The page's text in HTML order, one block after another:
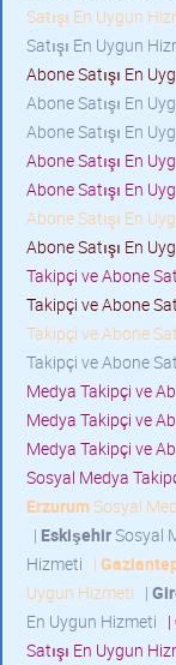
Satışı En Uygun
Satışı En Uygun
Abone Satışı En
Abone Satışı En
Abone Satışı En
Abone Satışı En
Abone Satışı En
Abone Satışı En
Abone Satışı En
Takipçi ve Abone
Takipçi ve Abone
Takipçi ve Abone
Takipçi ve Abone
Medya Takipçi ve
Medya Takipçi ve
Medya Takipçi ve
Sosyal Medya
ErzurumSosyal
| EskişehirSosyal
Hizmeti |
Uygun Hizmeti |
En Uygun Hizmeti |
Satışı En Uygun